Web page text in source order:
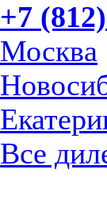
+7
Москва
Все